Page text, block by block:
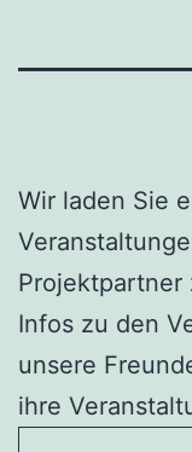
Wir laden Sie
Projektpartner
Infos zu den
unsere
ihre